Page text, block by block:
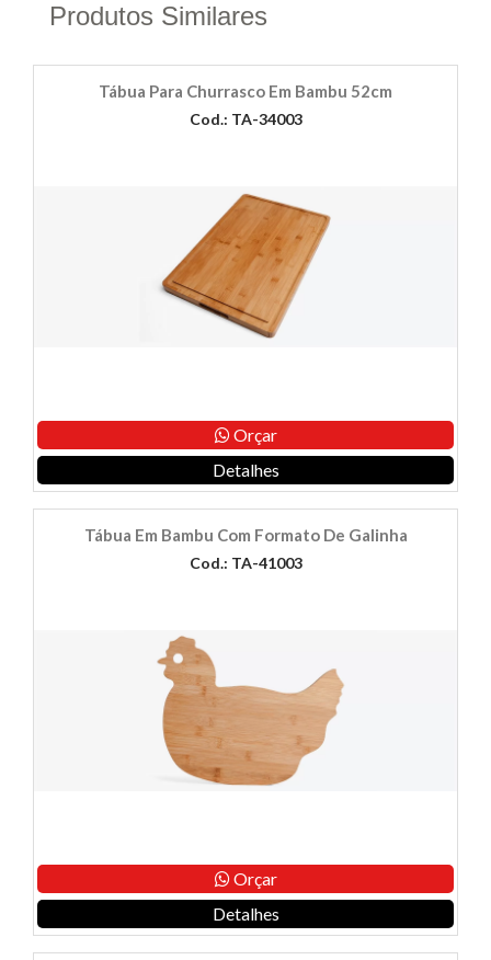
Produtos Similares
Tábua Para Churrasco Em Bambu 52cm
Cod.: TA-34003
Orçar
Detalhes
Tábua Em Bambu Com Formato De Galinha
Cod.: TA-41003
Orçar
Detalhes